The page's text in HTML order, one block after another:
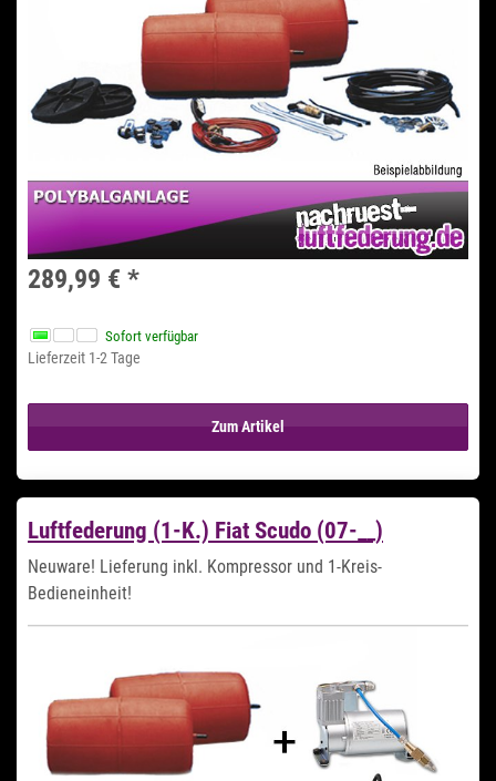
289,99 € *
Sofort verfügbar
Lieferzeit 1-2 Tage
Zum Artikel
Luftfederung (1-K.) Fiat Scudo (07-__)
Neuware! Lieferung inkl. Kompressor und 1-Kreis-
Bedieneinheit!